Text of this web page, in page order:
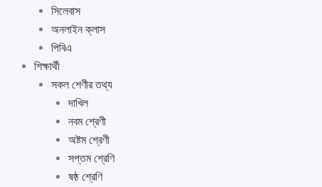
সিলেবাস
অনলাইন ক্লাস
পিবিএ
শিক্ষার্থী
সকল শেণীর তথ্য
দাখিল
নবম শ্রেণী
অষ্টম শ্রেণী
সপ্তম শ্রেণি
ষষ্ঠ শ্রেণি